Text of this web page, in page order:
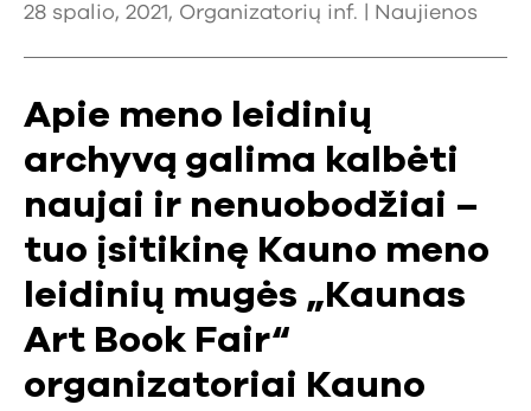
28 spalio, 2021, Organizatorių inf. | Naujienos
Apie meno leidinių
archyvą galima kalbėti
naujai ir nenuobodžiai –
tuo įsitikinę Kauno meno
leidinių mugės „Kaunas
Art Book Fair“
organizatoriai Kauno